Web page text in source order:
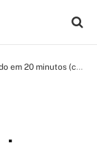
minutos (cremoso)